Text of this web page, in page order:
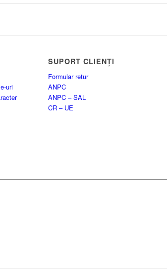
uri
SUPORT CLIENȚI
Formular retur
ANPC
ANPC – SAL
CR – UE